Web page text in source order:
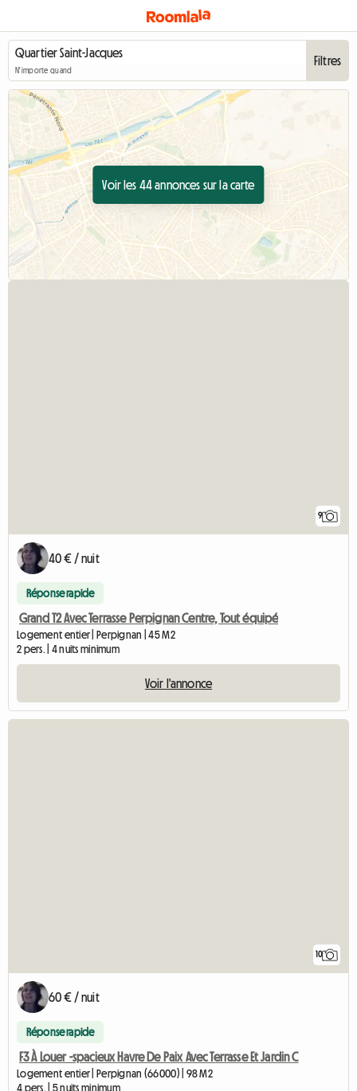
N'importe quand
Filtres
Voir les 44 annonces sur la carte
9
40 € / nuit
Réponse rapide
Grand T2 Avec Terrasse Perpignan Centre, Tout équipé
Logement entier | Perpignan | 45 M2
2 pers. | 4 nuits minimum
Voir l'annonce
10
60 € / nuit
Réponse rapide
F3 À Louer -spacieux Havre De Paix Avec Terrasse Et Jardin C
Logement entier | Perpignan (66000) | 98 M2
4 pers. | 5 nuits minimum